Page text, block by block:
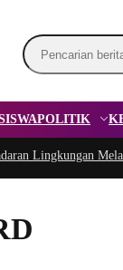
POLITIK
Melalui